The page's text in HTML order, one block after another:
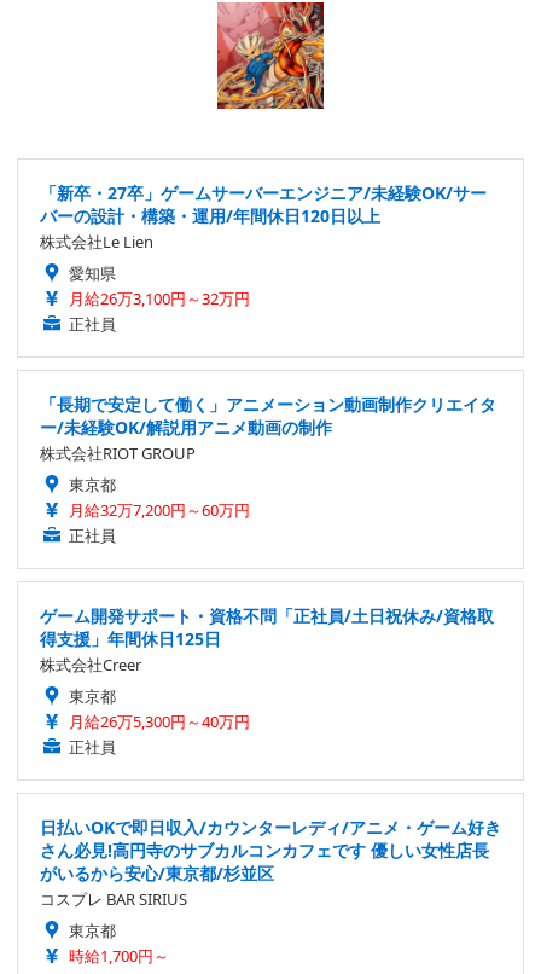
「新卒・27卒」ゲームサーバーエンジニア/未経験OK/サー
バーの設計・構築・運用/年間休日120日以上
株式会社Le Lien
愛知県
月給26万3,100円～32万円
正社員
「長期で安定して働く」アニメーション動画制作クリエイタ
ー/未経験OK/解説用アニメ動画の制作
株式会社RIOT GROUP
東京都
月給32万7,200円～60万円
正社員
ゲーム開発サポート・資格不問「正社員/土日祝休み/資格取
得支援」年間休日125日
株式会社Creer
東京都
月給26万5,300円～40万円
正社員
日払いOKで即日収入/カウンターレディ/アニメ・ゲーム好き
さん必見!高円寺のサブカルコンカフェです 優しい女性店長
がいるから安心/東京都/杉並区
コスプレ BAR SIRIUS
東京都
時給1,700円～